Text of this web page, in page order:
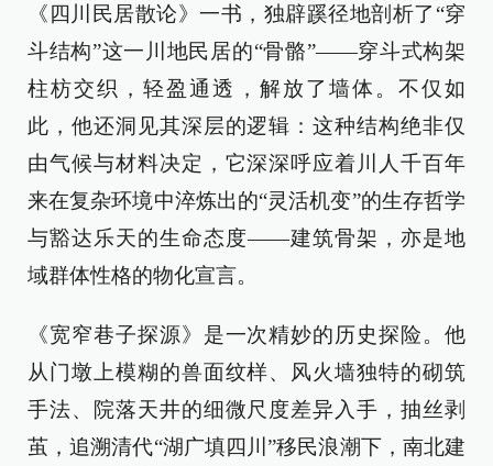
《四川民居散论》一书，独辟蹊径地剖析了“穿
斗结构”这一川地民居的“骨骼”——穿斗式构架
柱枋交织，轻盈通透，解放了墙体。不仅如
此，他还洞见其深层的逻辑：这种结构绝非仅
由气候与材料决定，它深深呼应着川人千百年
来在复杂环境中淬炼出的“灵活机变”的生存哲学
与豁达乐天的生命态度——建筑骨架，亦是地
域群体性格的物化宣言。
《宽窄巷子探源》是一次精妙的历史探险。他
从门墩上模糊的兽面纹样、风火墙独特的砌筑
手法、院落天井的细微尺度差异入手，抽丝剥
茧，追溯清代“湖广填四川”移民浪潮下，南北建